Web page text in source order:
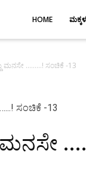
HOME
ಮನಸೇ ...…...! ಸಂಚಿಕೆ -13
ಮನಸೇ